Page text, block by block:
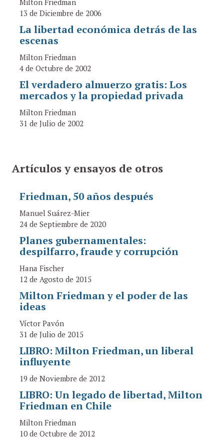
Milton Friedman
13 de Diciembre de 2006
La libertad económica detrás de las
escenas
Milton Friedman
4 de Octubre de 2002
El verdadero almuerzo gratis: Los
mercados y la propiedad privada
Milton Friedman
31 de Julio de 2002
Artículos y ensayos de otros
Friedman, 50 años después
Manuel Suárez-Mier
24 de Septiembre de 2020
Planes gubernamentales:
despilfarro, fraude y corrupción
Hana Fischer
12 de Agosto de 2015
Milton Friedman y el poder de las
ideas
Víctor Pavón
31 de Julio de 2015
LIBRO: Milton Friedman, un liberal
influyente
19 de Noviembre de 2012
LIBRO: Un legado de libertad, Milton
Friedman en Chile
Milton Friedman
10 de Octubre de 2012